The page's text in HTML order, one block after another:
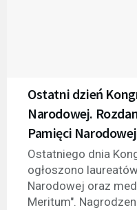
Ostatni dzień
Narodowej.
Pamięci
Ostatniego dnia
ogłoszono
Narodowej oraz
Meritum".